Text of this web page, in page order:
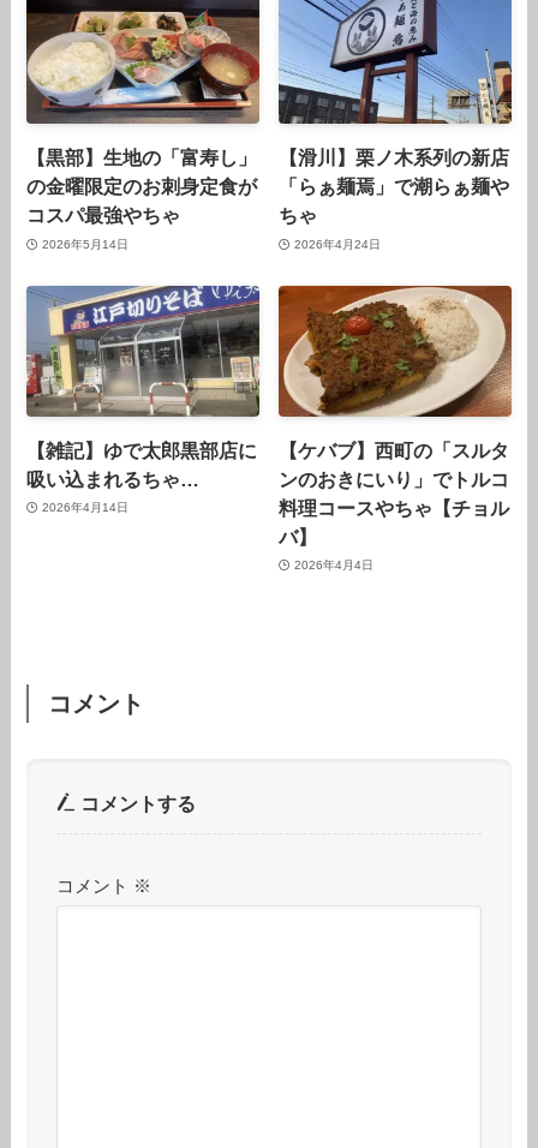
【黒部】生地の「富寿し」
の金曜限定のお刺身定食が
コスパ最強やちゃ
2026年5月14日
【滑川】栗ノ木系列の新店
「らぁ麺焉」で潮らぁ麺や
ちゃ
2026年4月24日
【雑記】ゆで太郎黒部店に
吸い込まれるちゃ…
2026年4月14日
【ケバブ】西町の「スルタ
ンのおきにいり」でトルコ
料理コースやちゃ【チョル
バ】
2026年4月4日
コメント
コメントする
コメント ※